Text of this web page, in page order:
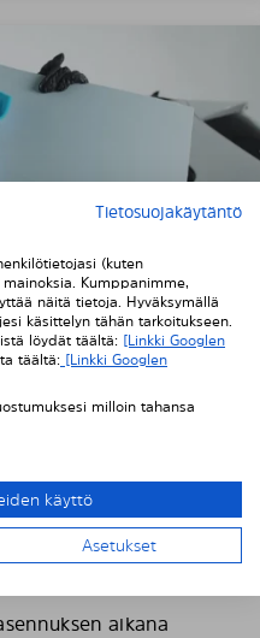
lasien sisäpinnat,
paneelien
liinalla mahdollisen
aikana
Tietosuojakäytäntö
(kuten
Kumppanimme,
näitä tietoja. Hyväksymällä
käsittelyn tähän tarkoitukseen.
löydät täältä: [Linkki Googlen
täältä: [Linkki Googlen
milloin tahansa
käyttö
Asetukset